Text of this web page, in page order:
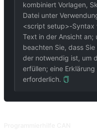
kombiniert Vorlagen,
Datei unter
<script setup>-Syntax
Text in der Ansicht an;
beachten Sie, dass
der notwendig ist, um
erfüllen; eine
erforderlich.